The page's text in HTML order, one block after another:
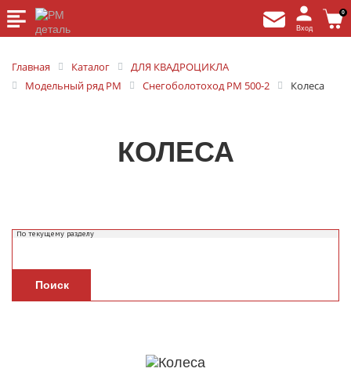
Вход
0
Главная Каталог
ДЛЯ КВАДРОЦИКЛА
Модельный ряд РМ
Снегоболотоход РМ 500-2 Колеса
КОЛЕСА
Поиск